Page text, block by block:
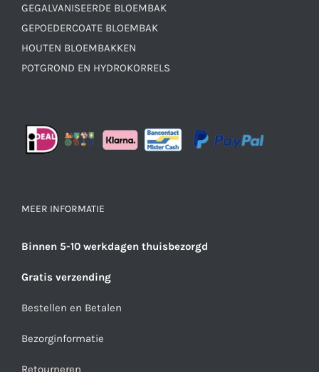
GEGALVANISEERDE BLOEMBAK
GEPOEDERCOATE BLOEMBAK
HOUTEN BLOEMBAKKEN
POTGROND EN HYDROKORRELS
MEER INFORMATIE
Binnen 5-10 werkdagen thuisbezorgd
Gratis verzending
Bestellen en Betalen
Bezorginformatie
Retourneren